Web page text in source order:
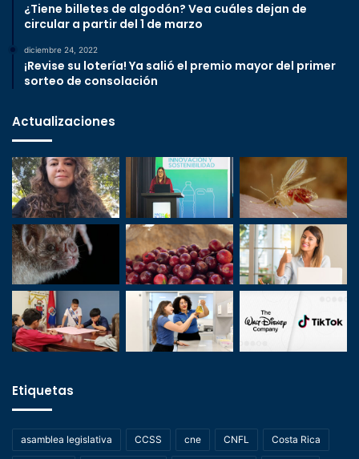
¿Tiene billetes de algodón? Vea cuáles dejan de
circular a partir del 1 de marzo
diciembre 24, 2022
¡Revise su lotería! Ya salió el premio mayor del primer
sorteo de consolación
Actualizaciones
Etiquetas
asamblea legislativa CCSS cne CNFL Costa Rica